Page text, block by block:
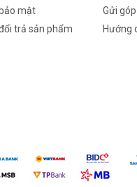
mật
trả sản phẩm
Gửi
Hướng